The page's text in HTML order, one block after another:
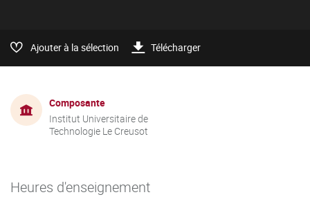
Ajouter à la sélection Télécharger
Composante
Institut Universitaire de
Technologie Le Creusot
Heures d'enseignement